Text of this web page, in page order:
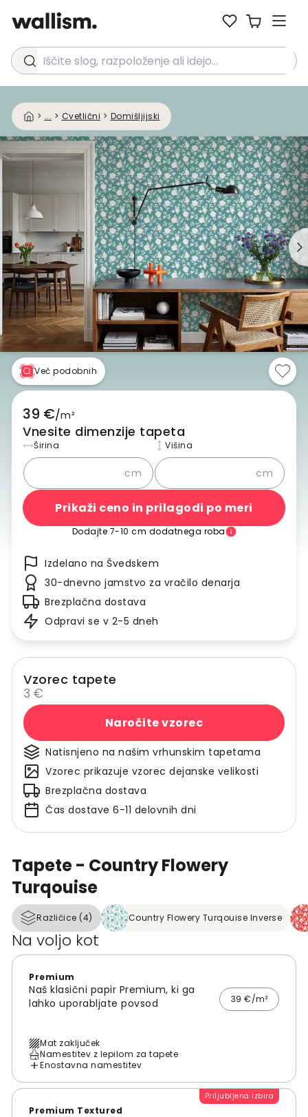
Iščite slog, razpoloženje ali idejo...
> ... > Cvetlični > Domišljijski
Tapete - Country Flowery
Turqouise
Različice (4) Country Flowery Turqouise Inverse
Na voljo kot
Premium
Naš klasični papir Premium, ki ga
lahko uporabljate povsod
39 €/m²
Mat zaključek
Namestitev z lepilom za tapete
Enostavna namestitev
Priljubljena izbira
Premium Textured
Več podobnih
39 €/m²
Vnesite dimenzije tapeta
Širina
cm
Višina
cm
Prikaži ceno in prilagodi po meri
Dodajte 7-10 cm dodatnega roba
Izdelano na Švedskem
30-dnevno jamstvo za vračilo denarja
Brezplačna dostava
Odpravi se v 2-5 dneh
Vzorec tapete
3 €
Naročite vzorec
Natisnjeno na našim vrhunskim tapetama
Vzorec prikazuje vzorec dejanske velikosti
Brezplačna dostava
Čas dostave 6-11 delovnih dni